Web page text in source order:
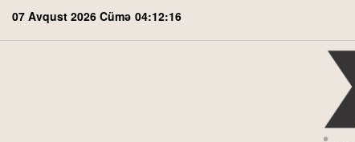
07 Avqust 2026 Cümə 04:12:17